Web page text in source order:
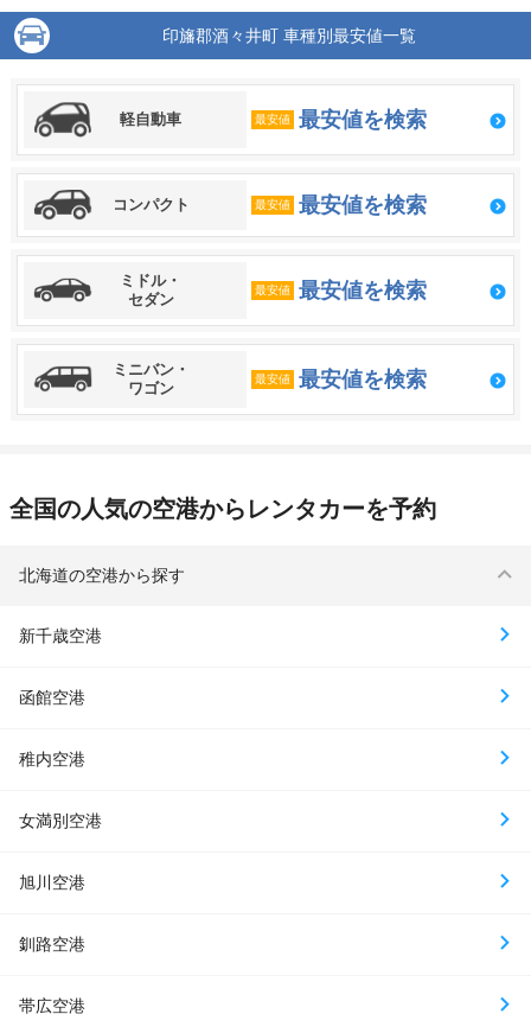
印旛郡酒々井町 車種別最安値一覧
軽自動車 最安値 最安値を検索
コンパクト 最安値 最安値を検索
ミドル・
セダン
最安値 最安値を検索
ミニバン・
ワゴン
最安値 最安値を検索
全国の人気の空港からレンタカーを予約
北海道の空港から探す
新千歳空港
函館空港
稚内空港
女満別空港
旭川空港
釧路空港
帯広空港